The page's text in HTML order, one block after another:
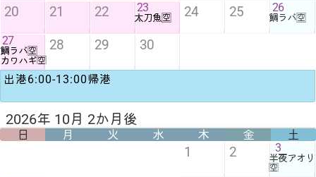
1 2 3
半夜アオリ
🈳
2026年 10月 2か月後
日 月 火 水 木 金 土
20 21 22 23
太刀魚🈳 24 25 26
鯛ラバ🈳
27
鯛ラバ🈳
カワハギ🈳
28 29 30
出港6:00-13:00帰港